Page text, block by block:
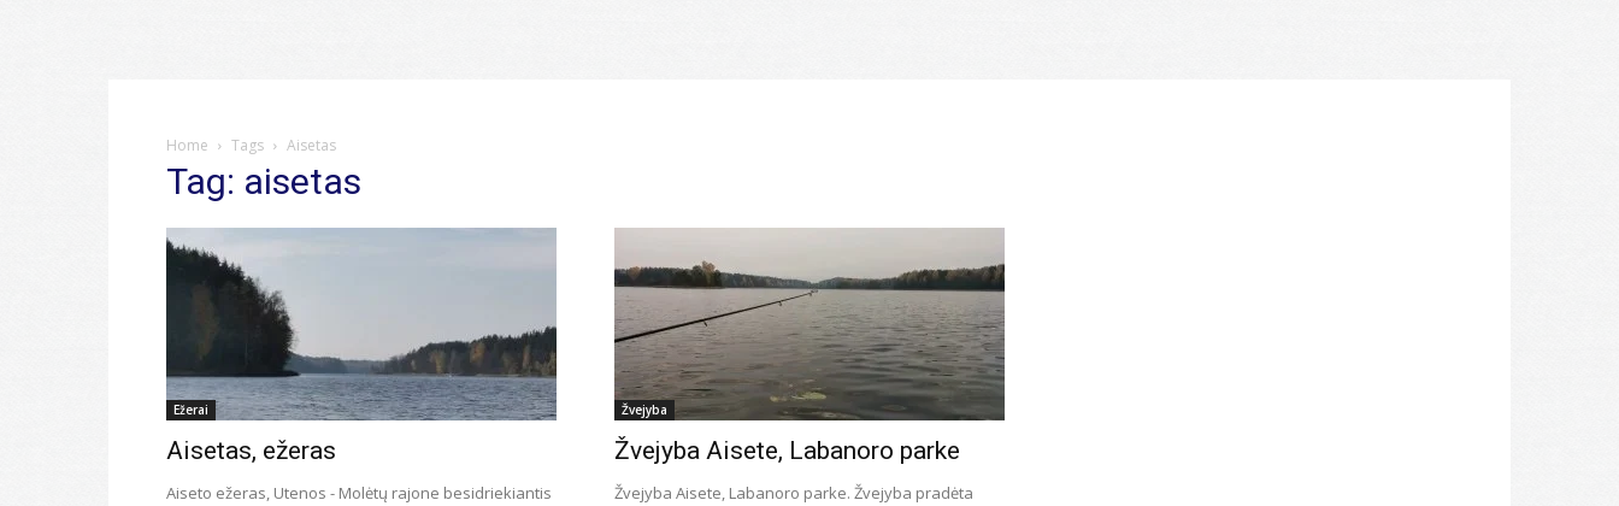
Home Tags Aisetas
Tag: aisetas
Ežerai
Aisetas, ežeras
Aiseto ežeras, Utenos - Molėtų rajone besidriekiantis
Žvejyba
Žvejyba Aisete, Labanoro parke
Žvejyba Aisete, Labanoro parke. Žvejyba pradėta